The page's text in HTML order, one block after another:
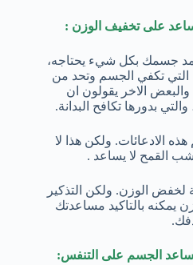
على تخفيف الوزن :
جسمك بكل شيء يحتاجه،
التي تكفي الجسم وتحد من
الاخر يقولون ان
بدورها تكافح البدانة.
الادعائات. ولكن هذا لا
القمح لا يساعد .
لخفض الوزن. ولكن التذكير
يمكنه بالتاكيد مساعدتك
الجسم على التنفس: